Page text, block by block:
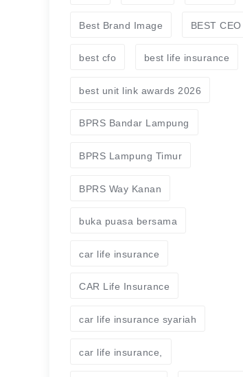
Best Brand Image BEST CEO
best cfo best life insurance
best unit link awards 2026
BPRS Bandar Lampung
BPRS Lampung Timur
BPRS Way Kanan
buka puasa bersama
car life insurance
CAR Life Insurance
car life insurance syariah
car life insurance,